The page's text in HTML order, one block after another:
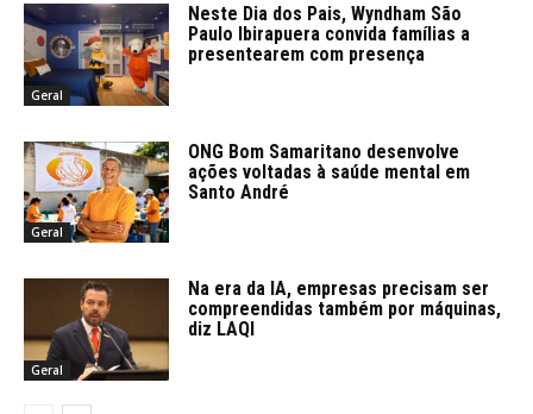
Geral
Neste Dia dos Pais, Wyndham São
Paulo Ibirapuera convida famílias a
presentearem com presença
Geral
ONG Bom Samaritano desenvolve
ações voltadas à saúde mental em
Santo André
Geral
Na era da IA, empresas precisam ser
compreendidas também por máquinas,
diz LAQI